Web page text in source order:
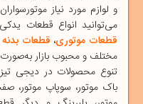
و لوازم مورد نیاز
می‌توانید انواع قطعات
قطعات موتوری، قطعات بدنه
مختلف و محبوب بازار
تنوع محصولات در دیجی
باک موتور، سوپاپ موتور،